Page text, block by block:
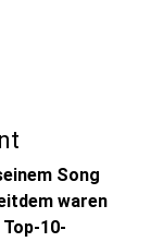
Song
waren
10-